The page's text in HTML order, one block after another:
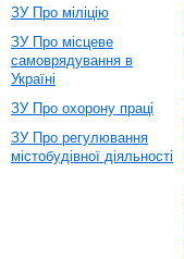
ЗУ Про міліцію
ЗУ Про місцеве
самоврядування в
Україні
ЗУ Про охорону праці
ЗУ Про регулювання
містобудівної діяльності